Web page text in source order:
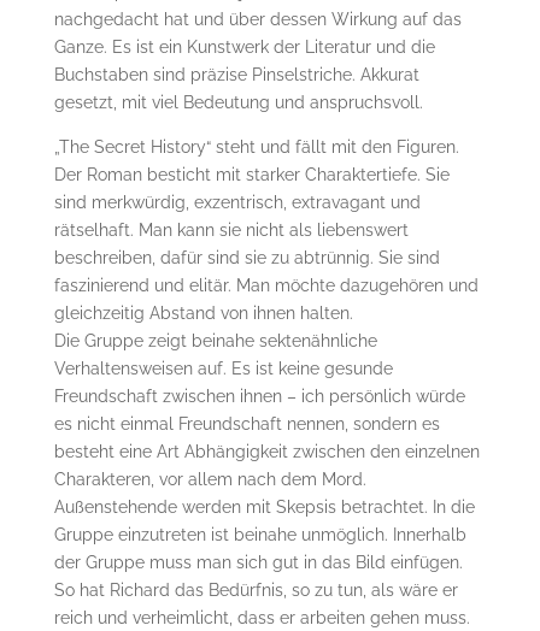
nachgedacht hat und über dessen Wirkung auf das
Ganze. Es ist ein Kunstwerk der Literatur und die
Buchstaben sind präzise Pinselstriche. Akkurat
gesetzt, mit viel Bedeutung und anspruchsvoll.
„The Secret History“ steht und fällt mit den Figuren.
Der Roman besticht mit starker Charaktertiefe. Sie
sind merkwürdig, exzentrisch, extravagant und
rätselhaft. Man kann sie nicht als liebenswert
beschreiben, dafür sind sie zu abtrünnig. Sie sind
faszinierend und elitär. Man möchte dazugehören und
gleichzeitig Abstand von ihnen halten.
Die Gruppe zeigt beinahe sektenähnliche
Verhaltensweisen auf. Es ist keine gesunde
Freundschaft zwischen ihnen – ich persönlich würde
es nicht einmal Freundschaft nennen, sondern es
besteht eine Art Abhängigkeit zwischen den einzelnen
Charakteren, vor allem nach dem Mord.
Außenstehende werden mit Skepsis betrachtet. In die
Gruppe einzutreten ist beinahe unmöglich. Innerhalb
der Gruppe muss man sich gut in das Bild einfügen.
So hat Richard das Bedürfnis, so zu tun, als wäre er
reich und verheimlicht, dass er arbeiten gehen muss.